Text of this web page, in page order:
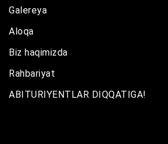
Galereya
Aloqa
Biz haqimizda
Rahbariyat
ABITURIYENTLAR DIQQATIGA!